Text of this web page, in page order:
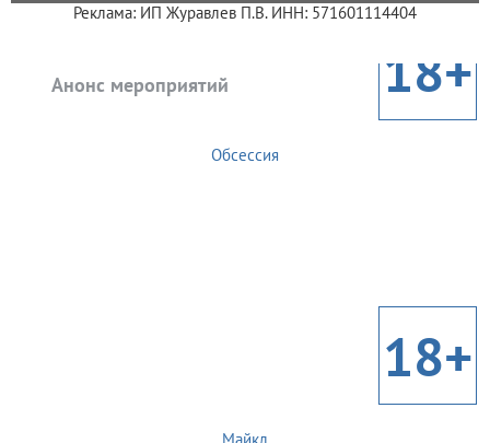
Реклама: ИП Журавлев П.В. ИНН: 571601114404
Анонс мероприятий 18+
Обсессия
18+
Майкл